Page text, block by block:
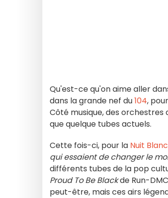
Qu'est-ce qu'on aime aller
dans la grande nef du104,
Côté musique, des orchestres
que quelque tubes actuels.
Cette fois-ci, pour la Nuit
qui essaient de changer le
différents tubes de la pop
Proud To Be Blackde Run-
peut-être, mais ces airs